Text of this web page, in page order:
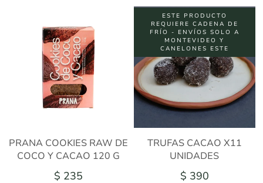
PRANA COOKIES RAW DE
COCO Y CACAO 120 G
$ 235
ESTE PRODUCTO
REQUIERE CADENA DE
FRÍO - ENVÍOS SOLO A
MONTEVIDEO Y
CANELONES ESTE
TRUFAS CACAO X11
UNIDADES
$ 390